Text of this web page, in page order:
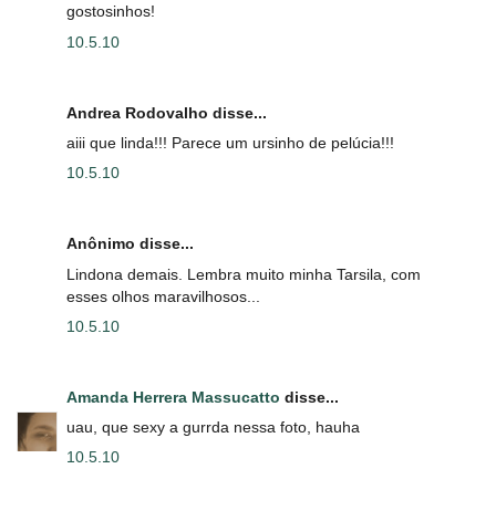
gostosinhos!
10.5.10
Andrea Rodovalho disse...
aiii que linda!!! Parece um ursinho de pelúcia!!!
10.5.10
Anônimo disse...
Lindona demais. Lembra muito minha Tarsila, com
esses olhos maravilhosos...
10.5.10
Amanda Herrera Massucatto disse...
uau, que sexy a gurrda nessa foto, hauha
10.5.10